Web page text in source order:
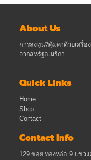
About Us
การลงทุนที่คุ้มค่าด้วยเครื่อ
จากสหรัฐอเมริกา
Quick Links
Home
Shop
Contact
Contact Info
129 ซอย ทองหล่อ 9 แขวง